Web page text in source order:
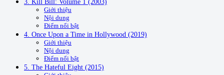
Giới thiệu
Nội dung
Điểm nổi bật
4. Once Upon a Time in Hollywood (2019)
Giới thiệu
Nội dung
Điểm nổi bật
5. The Hateful Eight (2015)